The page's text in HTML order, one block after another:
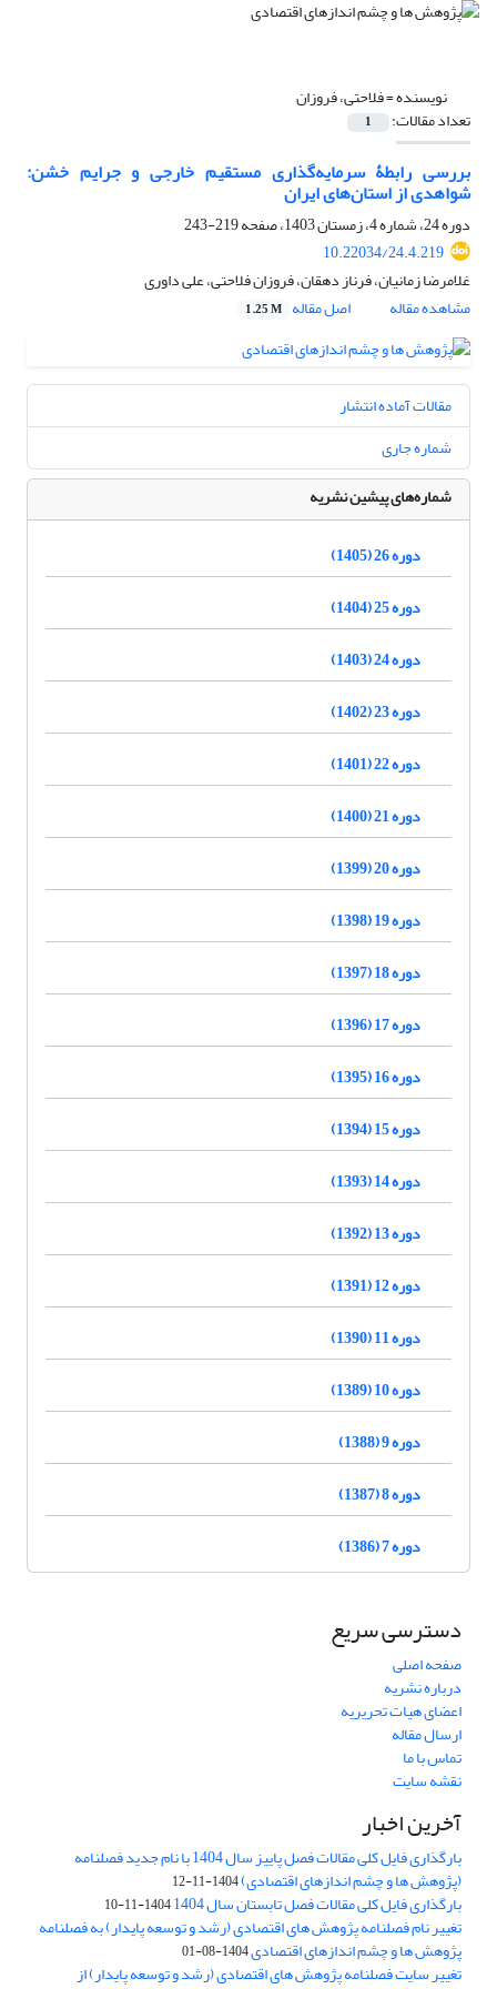
نویسنده =فلاحتی، فروزان
تعداد مقالات: 1
بررسی رابطۀ سرمایه‌گذاری مستقیم خارجی و جرایم خشن:
شواهدی از استان‌های ایران
دوره 24، شماره 4، زمستان 1403، صفحه
219-243
10.22034/24.4.219
غلامرضا زمانیان، فرناز دهقان، فروزان فلاحتی، علی داوری
مشاهده مقاله
اصل مقاله 1.25 M
مقالات آماده انتشار
شماره جاری
شماره‌های پیشین نشریه
دوره 26 (1405)
دوره 25 (1404)
دوره 24 (1403)
دوره 23 (1402)
دوره 22 (1401)
دوره 21 (1400)
دوره 20 (1399)
دوره 19 (1398)
دوره 18 (1397)
دوره 17 (1396)
دوره 16 (1395)
دوره 15 (1394)
دوره 14 (1393)
دوره 13 (1392)
دوره 12 (1391)
دوره 11 (1390)
دوره 10 (1389)
دوره 9 (1388)
دوره 8 (1387)
دوره 7 (1386)
دسترسی سریع
صفحه اصلی
درباره نشریه
اعضای هیات تحریریه
ارسال مقاله
تماس با ما
نقشه سایت
آخرین اخبار
بارگذاری فایل کلی مقالات فصل پاییز سال 1404 با نام جدید فصلنامه
(پژوهش ها و چشم اندازهای اقتصادی)1404-11-12
بارگذاری فایل کلی مقالات فصل تابستان سال 1404 1404-11-10
تغییر نام فصلنامه پژوهش های اقتصادی (رشد و توسعه پایدار) به فصلنامه
پژوهش ها و چشم اندازهای اقتصادی1404-08-01
تغییر سایت فصلنامه پژوهش های اقتصادی (رشد و توسعه پایدار) از